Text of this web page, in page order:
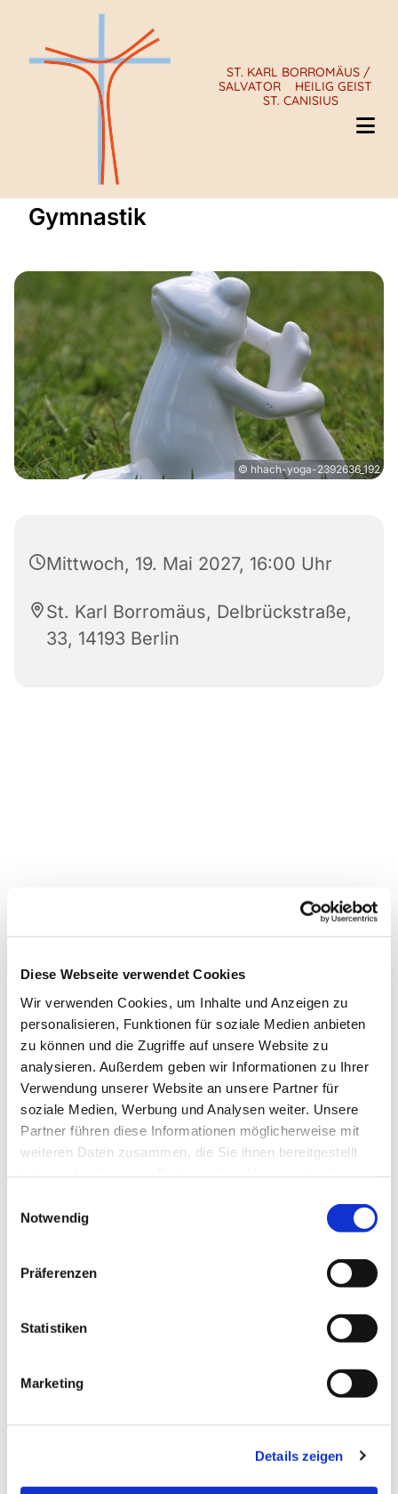
Diese Webseite verwendet Cookies
Wir verwenden Cookies, um Inhalte und Anzeigen zu
personalisieren, Funktionen für soziale Medien anbieten
zu können und die Zugriffe auf unsere Website zu
analysieren. Außerdem geben wir Informationen zu Ihrer
Verwendung unserer Website an unsere Partner für
soziale Medien, Werbung und Analysen weiter. Unsere
Partner führen diese Informationen möglicherweise mit
weiteren Daten zusammen, die Sie ihnen bereitgestellt
Notwendig
Präferenzen
Statistiken
Marketing
Details zeigen
ST. KARL BORROMÄUS /
SALVATOR
HEILIG GEIST
ST. CANISIUS
Gymnastik
© hhach-yoga-2392636_192
Mittwoch, 19. Mai 2027, 16:00 Uhr
St. Karl Borromäus, Delbrückstraße,
33, 14193 Berlin
Dies könnte Sie auch
interessieren